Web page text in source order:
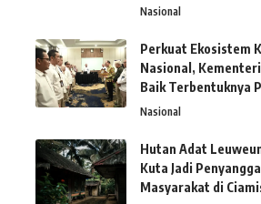
Nasional
Perkuat Ekosistem
Nasional,
Baik Terbentuknya
Nasional
Hutan Adat
Kuta Jadi
Masyarakat di